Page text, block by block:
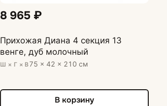
8 965 ₽
Прихожая Диана 4 секция 13
венге, дуб молочный
Ш × Г × В75 × 42 × 210 см
В корзину